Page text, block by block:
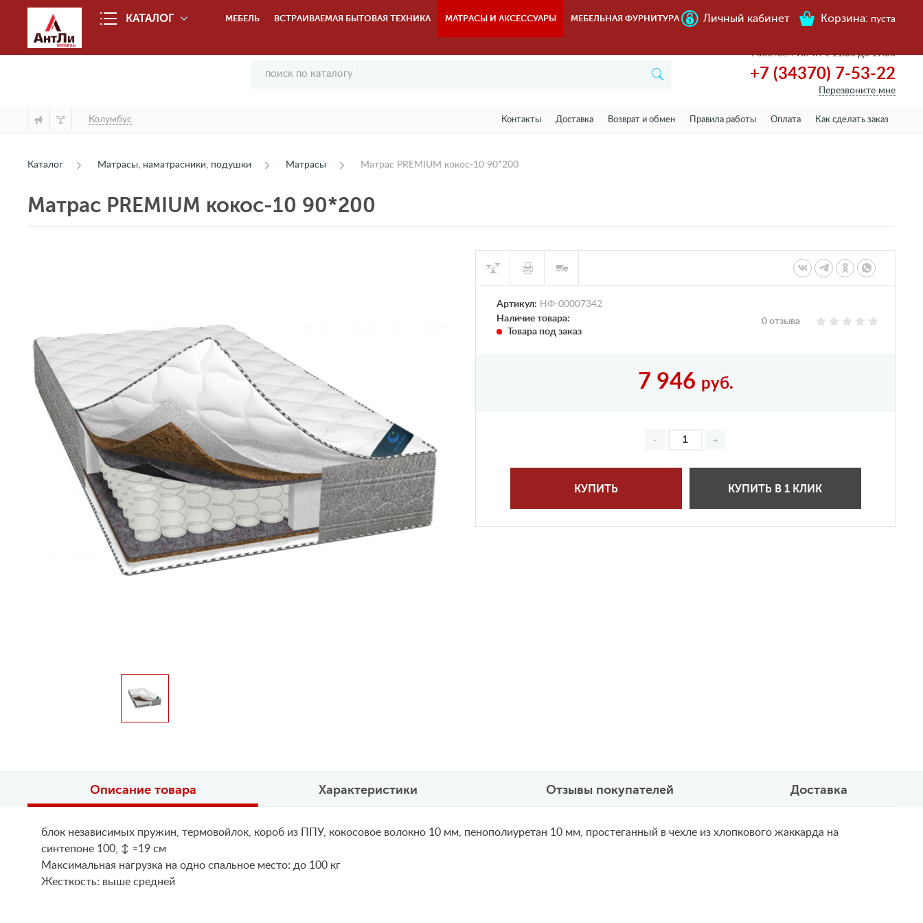
КАТАЛОГ МЕБЕЛЬ ВСТРАИВАЕМАЯ БЫТОВАЯ ТЕХНИКА МАТРАСЫ И АКСЕССУАРЫ МЕБЕЛЬНАЯ ФУРНИТУРА Личный кабинет Корзина: пуста
РаботаемПн-пт с 11.00 до 19.00
+7 (34370) 7-53-22
Перезвоните мне
Колумбус Контакты Доставка Возврат и обмен Правила работы Оплата Как сделать заказ
Каталог Матрасы, наматрасники, подушки Матрасы Матрас PREMIUM кокос-10 90*200
Матрас PREMIUM кокос-10 90*200
Артикул: НФ-00007342
Наличие товара:
Товара под заказ
0 отзыва
7 946 руб.
КУПИТЬ КУПИТЬ В 1 КЛИК
Описание товара Характеристики Отзывы покупателей Доставка
блок независимых пружин, термовойлок, короб из ППУ, кокосовое волокно 10 мм, пенополиуретан 10 мм, простеганный в чехле из хлопкового жаккарда на
синтепоне 100, ↕ ≈19 см
Maксимальная нагрузка на одно спальное место: до 100 кг
Жесткость: выше средней